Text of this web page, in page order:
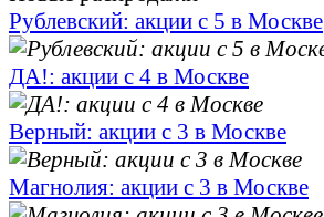
Рублевский: акции с 5 в Москве
ДА!: акции с 4 в Москве
Верный: акции с 3 в Москве
Магнолия: акции с 3 в Москве